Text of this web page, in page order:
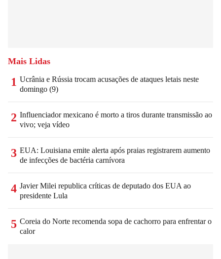
Mais Lidas
1 Ucrânia e Rússia trocam acusações de ataques letais neste
domingo (9)
2 Influenciador mexicano é morto a tiros durante transmissão ao
vivo; veja vídeo
3 EUA: Louisiana emite alerta após praias registrarem aumento
de infecções de bactéria carnívora
4 Javier Milei republica críticas de deputado dos EUA ao
presidente Lula
5 Coreia do Norte recomenda sopa de cachorro para enfrentar o
calor